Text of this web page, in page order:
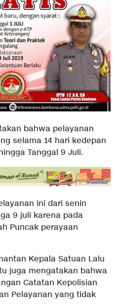
bahwa pelayanan
selama 14 hari kedepan
Tanggal 9 Juli.
ini dari senin
9 juli karena pada
Puncak perayaan
Kepala Satuan Lalu
juga mengatakan bahwa
Catatan Kepolisian
Pelayanan yang tidak